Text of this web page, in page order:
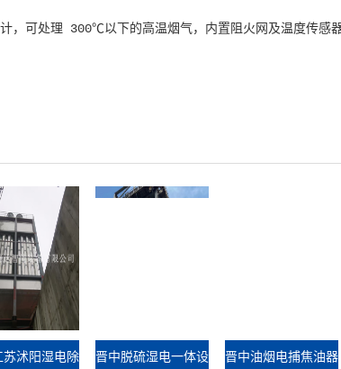
，可处理 300℃以下的高温烟气，内置阻火网及温度传感
苏沭阳湿电除 晋中脱硫湿电一体设 晋中油烟电捕焦油器